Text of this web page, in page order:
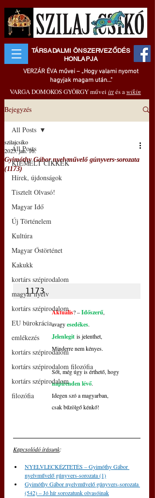
TÁRSADALMI ÖNSZERVEZŐDÉS
HONLAPJA
VERZÁR ÉVA művei – „Hogy valami nyomot
hagyjak magam után..."
VARGA DOMOKOS GYÖRGY művei ittés awikin
Bejegyzés
All Posts
KIEMELT CIKKEK
Hírek, újdonságok
Tisztelt Olvasó!
Magyar Idő
Új Történelem
Kultúra
Magyar Őstörténet
Kakukk
kortárs szépirodalom
magyar nyelv
kortárs szépirodalom
EU bürokrácia
emlékezés
kortárs szépirodalom
kortárs szépirodalom filozófia
kortárs szépirodalom
filozófia
All Posts
Gyimóthy Gábor nyelvművelő gúnyvers-sorozata
(1173)
szilajcsiko
2025. jan. 10.
1173
Aktuális? – Időszerű,
avagy esedékes.
Jelenlegit is jelenthet,
Minderre nem kényes.
Sőt, még úgy is érthető, hogy
napirenden lévő.
Idegen szó a magyarban,
csak bűzölgő kénkő!
Kapcsolódó írásunk:
NYELVLECKÉZTETÉS – Gyimóthy Gábor
nyelvművelő gúnyvers-sorozata (1)
Gyimóthy Gábor nyelvművelő gúnyvers-sorozata
(542) – Jó hír sorozatunk olvasóinak